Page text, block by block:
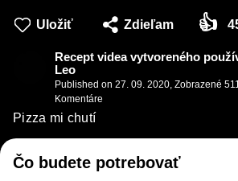
Uložiť Zdieľam 👍
Recept videa vytvoreného
Leo
Published on 27. 09. 2020 Zobrazené
Komentáre
Pizza mi chutí
Čo budete potrebovať